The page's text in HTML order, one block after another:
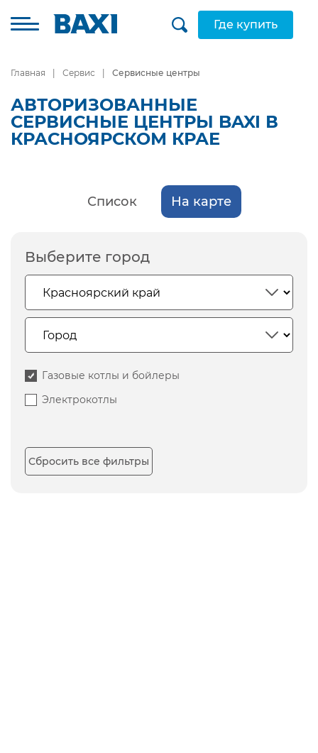
Где купить
Главная Сервис Сервисные центры
АВТОРИЗОВАННЫЕ
СЕРВИСНЫЕ ЦЕНТРЫ BAXI В
КРАСНОЯРСКОМ КРАЕ
Список На карте
Выберите город
Газовые котлы и бойлеры
Электрокотлы
Сбросить все фильтры